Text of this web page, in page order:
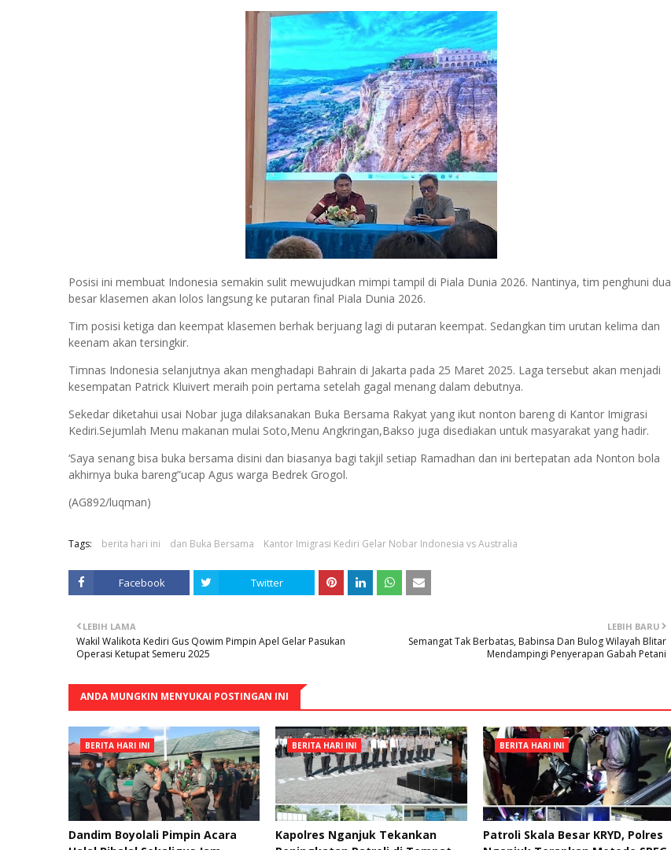
Posisi ini membuat Indonesia semakin sulit mewujudkan mimpi tampil di Piala Dunia 2026. Nantinya, tim penghuni dua
besar klasemen akan lolos langsung ke putaran final Piala Dunia 2026.
Tim posisi ketiga dan keempat klasemen berhak berjuang lagi di putaran keempat. Sedangkan tim urutan kelima dan
keenam akan tersingkir.
Timnas Indonesia selanjutnya akan menghadapi Bahrain di Jakarta pada 25 Maret 2025. Laga tersebut akan menjadi
kesempatan Patrick Kluivert meraih poin pertama setelah gagal menang dalam debutnya.
Sekedar diketahui usai Nobar juga dilaksanakan Buka Bersama Rakyat yang ikut nonton bareng di Kantor Imigrasi
Kediri.Sejumlah Menu makanan mulai Soto,Menu Angkringan,Bakso juga disediakan untuk masyarakat yang hadir.
‘Saya senang bisa buka bersama disini dan biasanya bagi takjil setiap Ramadhan dan ini bertepatan ada Nonton bola
akhirnya buka bareng”ucap Agus warga Bedrek Grogol.
(AG892/luqman)
Tags: berita hari ini dan Buka Bersama Kantor Imigrasi Kediri Gelar Nobar Indonesia vs Australia
Facebook Twitter
LEBIH BARU
Semangat Tak Berbatas, Babinsa Dan Bulog Wilayah Blitar
Mendampingi Penyerapan Gabah Petani
LEBIH LAMA
Wakil Walikota Kediri Gus Qowim Pimpin Apel Gelar Pasukan
Operasi Ketupat Semeru 2025
ANDA MUNGKIN MENYUKAI POSTINGAN INI
BERITA HARI INI
Dandim Boyolali Pimpin Acara
BERITA HARI INI
Kapolres Nganjuk Tekankan
BERITA HARI INI
Patroli Skala Besar KRYD, Polres